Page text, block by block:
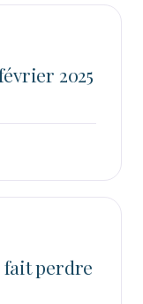
2025
fait perdre